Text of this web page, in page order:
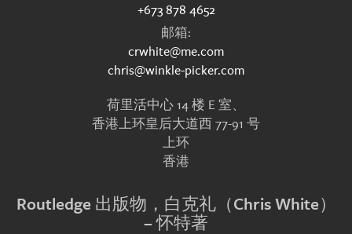
+673 878 4652
邮箱:
crwhite@me.com
chris@winkle-picker.com
荷里活中心 14 楼 E 室、
香港上环皇后大道西 77-91 号
上环
香港
Routledge 出版物，白克礼（Chris White）
– 怀特著